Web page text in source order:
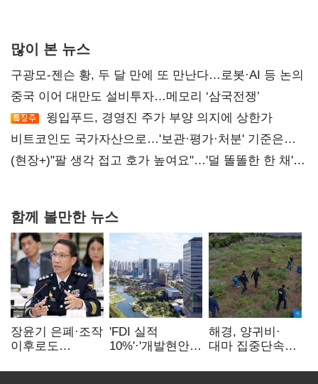
많이 본 뉴스
구광모-젠슨 황, 두 달 만에 또 만난다…로봇·AI 등 논의
중국 이어 대만도 설비투자…메모리 ‘삼국전쟁’
윙입푸드, 경영진 주가 부양 의지에 상한가
비트코인도 국가자산으로…'보관·평가·처분' 기준은
숙제
(현장+)"팔 생각 접고 호가 높여요"…'덜 똘똘한 한 채'
함께 볼만한 뉴스
장윤기 은폐·조작
이후로도
내부비위…경찰
'FDI 실적
10%'·'개발현안
인천경제청장
해경, 양귀비·
대마 집중단속…
249명 검거